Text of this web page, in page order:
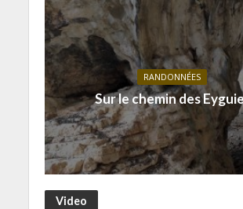
RANDONNÉES
Sur le chemin des
Video